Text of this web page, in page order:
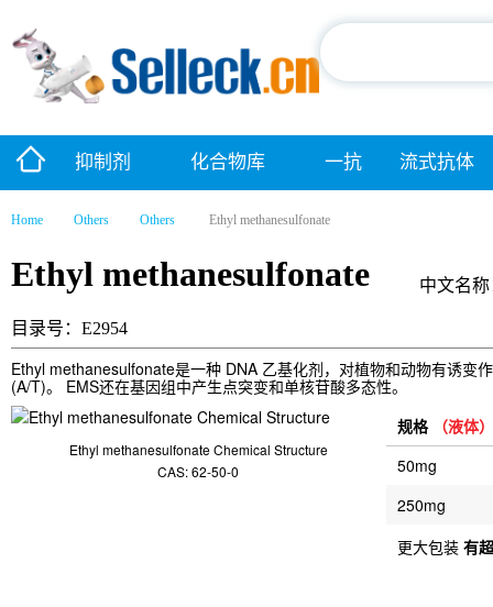
抑制剂 化合物库 一抗 流式抗体
Home Others Others Ethyl methanesulfonate
Ethyl methanesulfonate 中文名
目录号：E2954
Ethyl methanesulfonate是一种 DNA 乙基化剂，对植物和动物有诱变
(A/T)。 EMS还在基因组中产生点突变和单核苷酸多态性。
Ethyl methanesulfonate Chemical Structure
CAS: 62-50-0
规格 （液体）
50mg
250mg
更大包装 有